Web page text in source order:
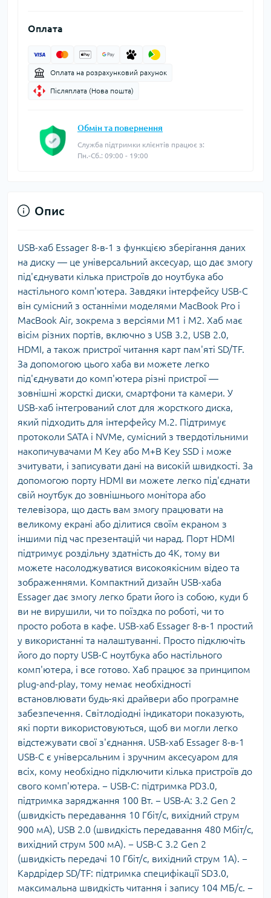
Оплата
Оплата на розрахунковий рахунок
Післяплата (Нова пошта)
Обмін та повернення
Служба підтримки клієнтів працює з:
Пн.-Сб.: 09:00 - 19:00
Опис
USB-хаб Essager 8-в-1 з функцією зберігання даних
на диску — це універсальний аксесуар, що дає змогу
під'єднувати кілька пристроїв до ноутбука або
настільного комп'ютера. Завдяки інтерфейсу USB-C
він сумісний з останніми моделями MacBook Pro і
MacBook Air, зокрема з версіями M1 і M2. Хаб має
вісім різних портів, включно з USB 3.2, USB 2.0,
HDMI, а також пристрої читання карт пам'яті SD/TF.
За допомогою цього хаба ви можете легко
під'єднувати до комп'ютера різні пристрої —
зовнішні жорсткі диски, смартфони та камери. У
USB-хаб інтегрований слот для жорсткого диска,
який підходить для інтерфейсу M.2. Підтримує
протоколи SATA і NVMe, сумісний з твердотільними
накопичувачами M Key або M+B Key SSD і може
зчитувати, і записувати дані на високій швидкості. За
допомогою порту HDMI ви можете легко під'єднати
свій ноутбук до зовнішнього монітора або
телевізора, що дасть вам змогу працювати на
великому екрані або ділитися своїм екраном з
іншими під час презентацій чи нарад. Порт HDMI
підтримує роздільну здатність до 4K, тому ви
можете насолоджуватися високоякісним відео та
зображеннями. Компактний дизайн USB-хаба
Essager дає змогу легко брати його із собою, куди б
ви не вирушили, чи то поїздка по роботі, чи то
просто робота в кафе. USB-хаб Essager 8-в-1 простий
у використанні та налаштуванні. Просто підключіть
його до порту USB-C ноутбука або настільного
комп'ютера, і все готово. Хаб працює за принципом
plug-and-play, тому немає необхідності
встановлювати будь-які драйвери або програмне
забезпечення. Світлодіодні індикатори показують,
які порти використовуються, щоб ви могли легко
відстежувати свої з'єднання. USB-хаб Essager 8-в-1
USB-C є універсальним і зручним аксесуаром для
всіх, кому необхідно підключити кілька пристроїв до
свого комп'ютера. − USB-C: підтримка PD3.0,
підтримка заряджання 100 Вт. − USB-A: 3.2 Gen 2
(швидкість передавання 10 Гбіт/с, вихідний струм
900 мА), USB 2.0 (швидкість передавання 480 Мбіт/с,
вихідний струм 500 мА). − USB-C 3.2 Gen 2
(швидкість передачі 10 Гбіт/с, вихідний струм 1А). −
Кардрідер SD/TF: підтримка специфікації SD3.0,
максимальна швидкість читання і запису 104 МБ/с. −